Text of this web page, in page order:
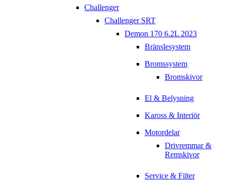
Challenger
Challenger SRT
Demon 170 6.2L 2023
Bränslesystem
Bromssystem
Bromskivor
El & Belysning
Kaross & Interiör
Motordelar
Drivremmar &
Remskivor
Service & Filter